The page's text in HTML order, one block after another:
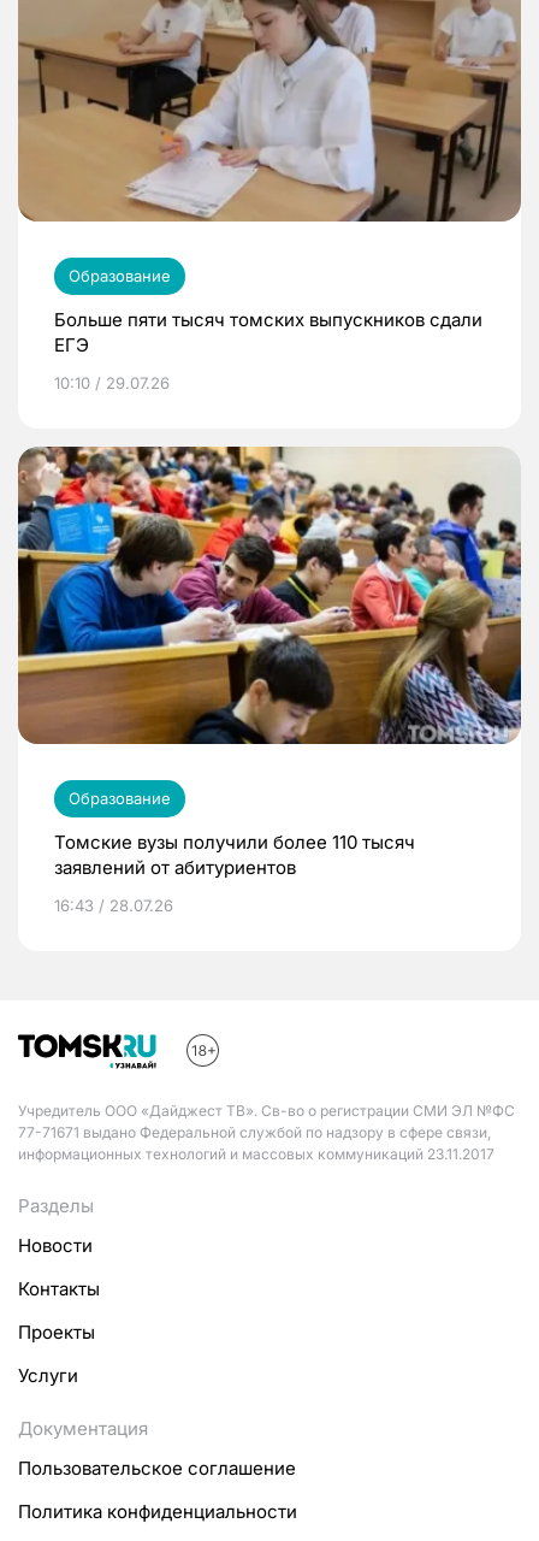
Образование
Больше пяти тысяч томских выпускников сдали
ЕГЭ
10:10 / 29.07.26
Образование
Томские вузы получили более 110 тысяч
заявлений от абитуриентов
16:43 / 28.07.26
Учредитель ООО «Дайджест ТВ». Св-во о регистрации СМИ ЭЛ №ФС
77-71671 выдано Федеральной службой по надзору в сфере связи,
информационных технологий и массовых коммуникаций 23.11.2017
Разделы
Новости
Контакты
Проекты
Услуги
Документация
Пользовательское соглашение
Политика конфиденциальности